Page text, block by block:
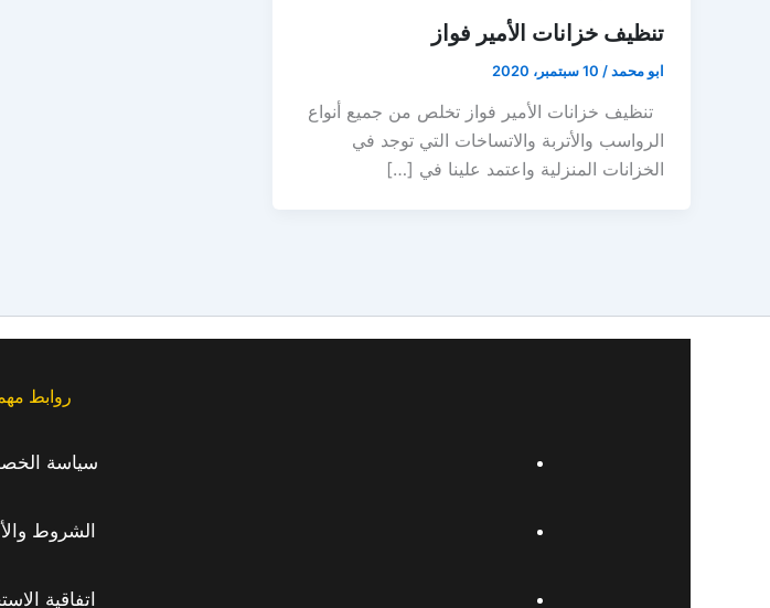
تنظيف خزانات الأمير فواز
ابو محمد/ 10 سبتمبر، 2020
تنظيف خزانات الأمير فواز تخلص من جميع أنواع
الرواسب والأتربة والاتساخات التي توجد في
الخزانات المنزلية واعتمد علينا في […]
روابط
سياسة
الشروط
اتفاقية